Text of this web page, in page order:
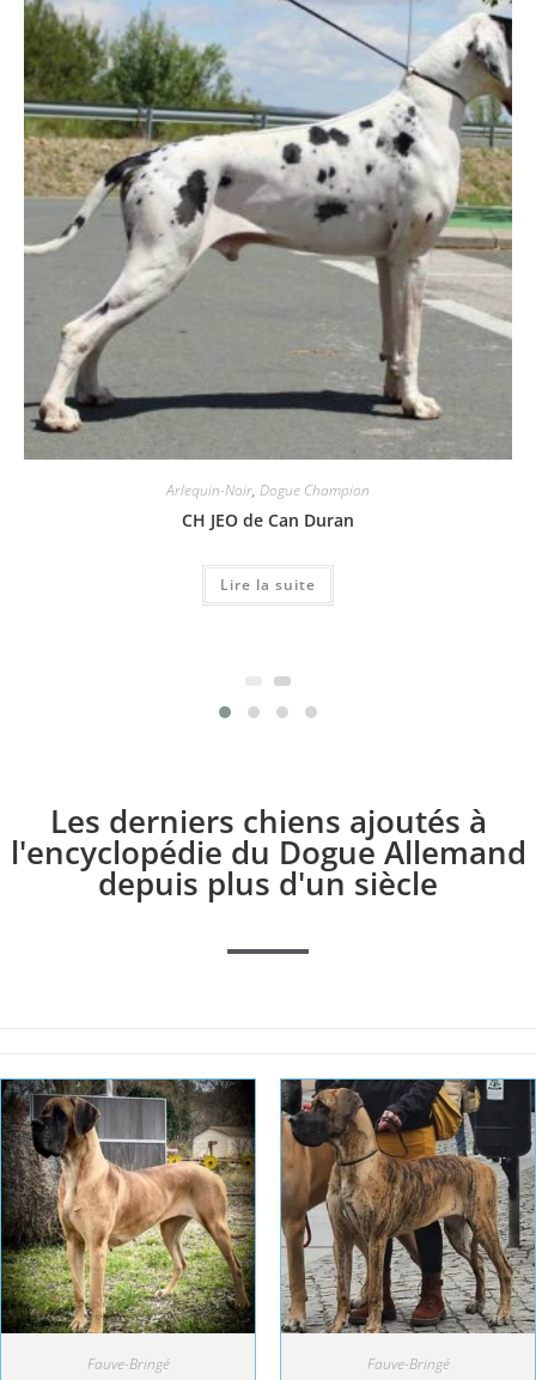
Arlequin-Noir, Dogue Champion
CH JEO de Can Duran
Lire la suite
Les derniers chiens ajoutés à
l'encyclopédie du Dogue Allemand
depuis plus d'un siècle
Fauve-Bringé Fauve-Bringé